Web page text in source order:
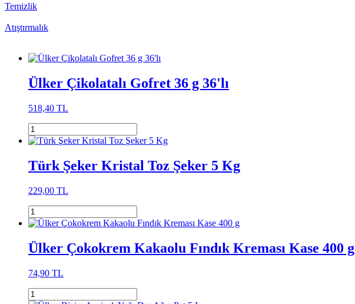
Temizlik
Atıştırmalık
Ülker Çikolatalı Gofret 36 g 36'lı
518,40 TL
Türk Şeker Kristal Toz Şeker 5 Kg
229,00 TL
Ülker Çokokrem Kakaolu Fındık Kreması Kase 400 g
74,90 TL